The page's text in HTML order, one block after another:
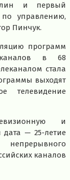
и первый
по управлению,
Пинчук.
программ
в 68
стала
выходят
телевидение
и
дата — 25-летие
каналов